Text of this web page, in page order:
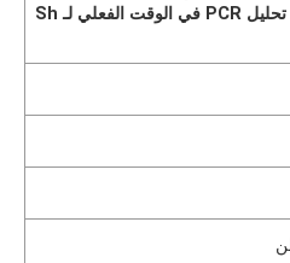
مركب تحليل PCR في الوقت الفعلي لـ Sh